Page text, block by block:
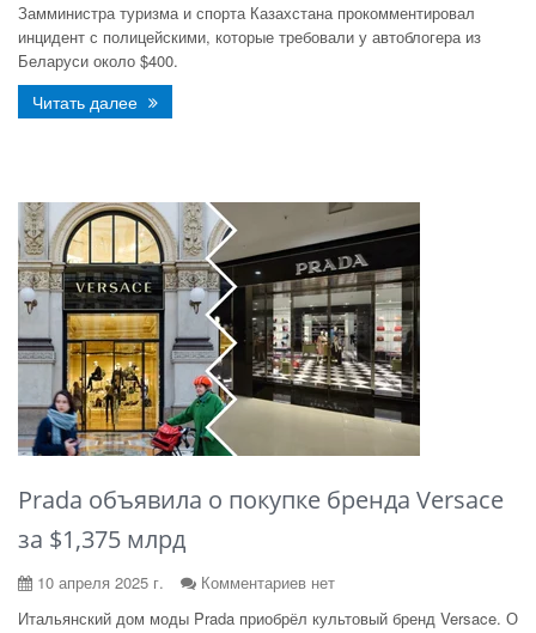
Замминистра туризма и спорта Казахстана прокомментировал
инцидент с полицейскими, которые требовали у автоблогера из
Беларуси около $400.
Читать далее
Prada объявила о покупке бренда Versace
за $1,375 млрд
10 апреля 2025 г.
Комментариев нет
Итальянский дом моды Prada приобрёл культовый бренд Versace. О